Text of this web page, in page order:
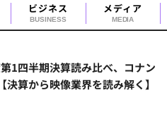
ビジネス
BUSINESS
メディア
MEDIA
1四半期決算読み比べ、コナン
算から映像業界を読み解く】